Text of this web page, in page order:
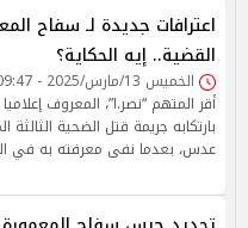
اعترافات جديدة لـ سفاح
القضية.. إيه الحكاية؟
الخميس 13/مارس/2025 - 09:47 ص
أقر المتهم “نصر.ا”، المعروف
بارتكابه جريمة قتل الضحية
عدس، بعدما نفى معرفته به في